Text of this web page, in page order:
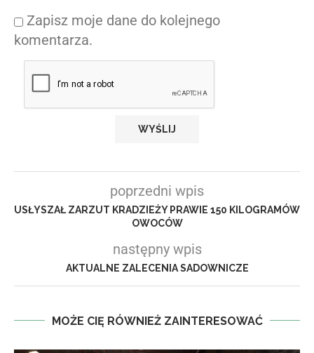
Zapisz moje dane do kolejnego
komentarza.
poprzedni wpis
USŁYSZAŁ ZARZUT KRADZIEŻY PRAWIE 150 KILOGRAMÓW
OWOCÓW
następny wpis
AKTUALNE ZALECENIA SADOWNICZE
MOŻE CIĘ RÓWNIEŻ ZAINTERESOWAĆ